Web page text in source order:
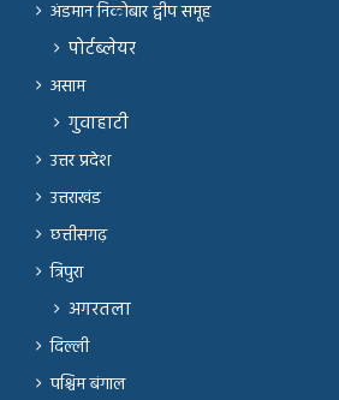
अंडमान निकोबार द्वीप समूह
पोर्टब्लेयर
असाम
गुवाहाटी
उत्तर प्रदेश
उत्तराखंड
छत्तीसगढ़
त्रिपुरा
अगरतला
दिल्ली
पश्चिम बंगाल